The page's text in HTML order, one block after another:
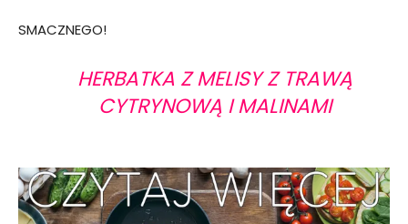
SMACZNEGO!
HERBATKA Z MELISY Z TRAWĄ
CYTRYNOWĄ I MALINAMI